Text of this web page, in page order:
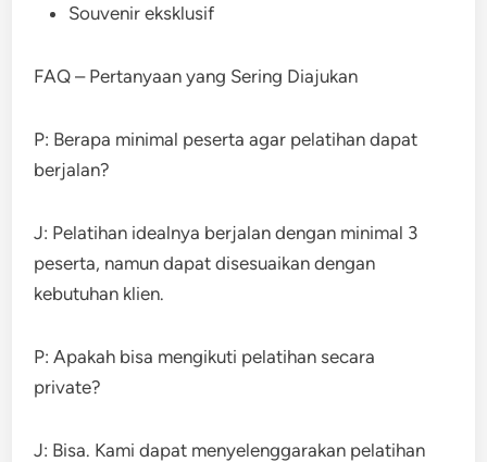
Souvenir eksklusif
FAQ – Pertanyaan yang Sering Diajukan
P: Berapa minimal peserta agar pelatihan dapat
berjalan?
J: Pelatihan idealnya berjalan dengan minimal 3
peserta, namun dapat disesuaikan dengan
kebutuhan klien.
P: Apakah bisa mengikuti pelatihan secara
private?
J: Bisa. Kami dapat menyelenggarakan pelatihan